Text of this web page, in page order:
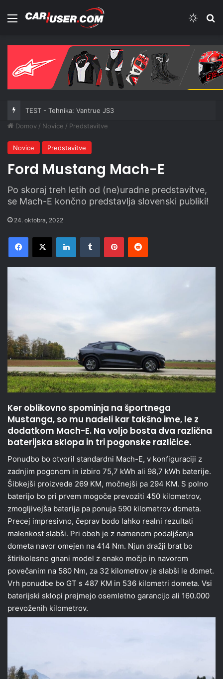
Meni
TEST - Tehnika: Vantrue JS3
Domov / Novice / Predstavitve
Novice Predstavitve
Ford Mustang Mach-E
Po skoraj treh letih od (ne)uradne predstavitve,
se Mach-E končno predstavlja slovenski publiki!
24. oktobra, 2022
Facebook
X LinkedInTumblr PinterestReddit
Ker oblikovno spominja na športnega
Mustanga, so mu nadeli kar takšno ime, le z
dodatkom Mach-E. Na voljo bosta dva različna
baterijska sklopa in tri pogonske različice.
Ponudbo bo otvoril standardni Mach-E, v konfiguraciji z
zadnjim pogonom in izbiro 75,7 kWh ali 98,7 kWh baterije.
Šibkejši proizvede 269 KM, močnejši pa 294 KM. S polno
baterijo bo pri prvem mogoče prevoziti 450 kilometrov,
zmogljivejša baterija pa ponuja 590 kilometrov dometa.
Precej impresivno, čeprav bodo lahko realni rezultati
malenkost slabši. Pri obeh je z namenom podaljšanja
dometa navor omejen na 414 Nm. Njun dražji brat bo
štirikolesno gnani model z enako močjo in navorom
povečanim na 580 Nm, za 32 kilometrov je slabši le domet.
Vrh ponudbe bo GT s 487 KM in 536 kilometri dometa. Vsi
baterijski sklopi prejmejo osemletno garancijo ali 160.000
prevoženih kilometrov.